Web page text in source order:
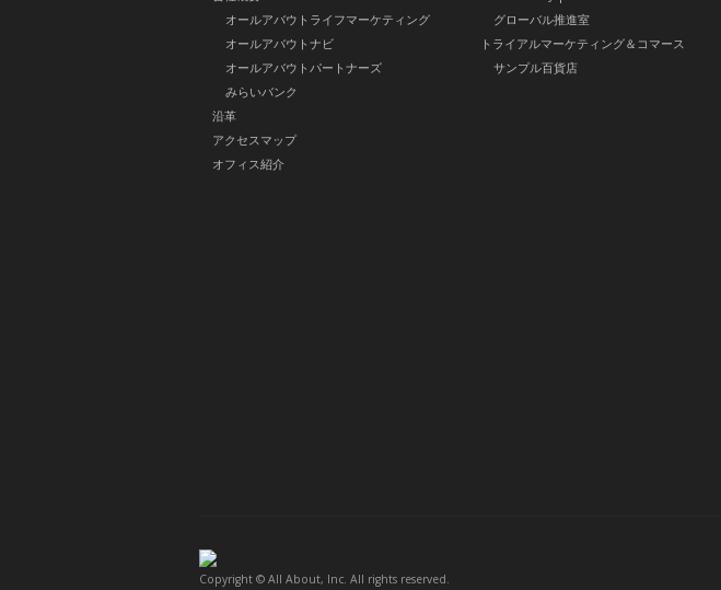
オールアバウトライフマーケティング
オールアバウトナビ
オールアバウトパートナーズ
みらいバンク
沿革
アクセスマップ
オフィス紹介
グローバル推進室
トライアルマーケティング＆コマース
サンプル百貨店
Copyright © All About, Inc. All rights reserved.